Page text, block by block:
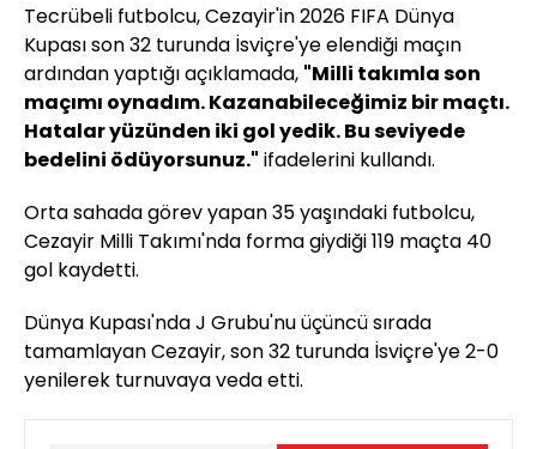
Tecrübeli futbolcu, Cezayir'in 2026 FIFA Dünya
Kupası son 32 turunda İsviçre'ye elendiği maçın
ardından yaptığı açıklamada, "Milli takımla son
maçımı oynadım. Kazanabileceğimiz bir maçtı.
Hatalar yüzünden iki gol yedik. Bu seviyede
bedelini ödüyorsunuz." ifadelerini kullandı.
Orta sahada görev yapan 35 yaşındaki futbolcu,
Cezayir Milli Takımı'nda forma giydiği 119 maçta 40
gol kaydetti.
Dünya Kupası'nda J Grubu'nu üçüncü sırada
tamamlayan Cezayir, son 32 turunda İsviçre'ye 2-0
yenilerek turnuvaya veda etti.